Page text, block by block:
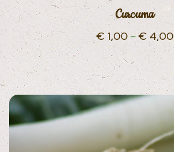
Curcuma
€1,00–€4,00